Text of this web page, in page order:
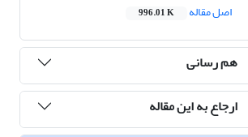
اصل مقاله
996.01 K
هم رسانی
ارجاع به این مقاله